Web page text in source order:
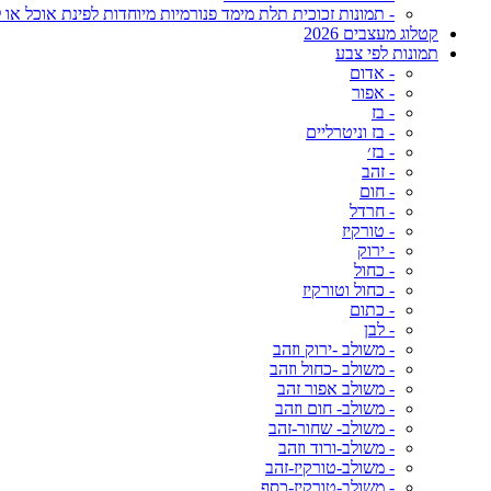
- תמונות זכוכית תלת מימד פנורמיות מיוחדות לפינת אוכל או
קטלוג מעצבים 2026
תמונות לפי צבע
- אדום
- אפור
- בז
- בז וניטרליים
- בז׳
- זהב
- חום
- חרדל
- טורקיז
- ירוק
- כחול
- כחול וטורקיז
- כתום
- לבן
- משולב -ירוק וזהב
- משולב -כחול וזהב
- משולב אפור זהב
- משולב- חום וזהב
- משולב- שחור-זהב
- משולב-ורוד וזהב
- משולב-טורקיז-זהב
- משולב-טורקיז-כסף